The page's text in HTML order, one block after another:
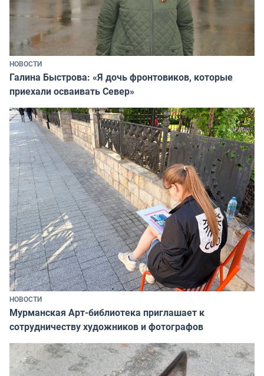
НОВОСТИ
Галина Быстрова: «Я дочь фронтовиков, которые
приехали осваивать Север»
НОВОСТИ
Мурманская Арт-библиотека приглашает к
сотрудничеству художников и фотографов